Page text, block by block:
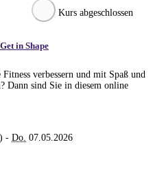
Kurs abgeschlossen
in Shape
verbessern und mit Spaß und
Dann sind Sie in diesem online
- Do. 07.05.2026